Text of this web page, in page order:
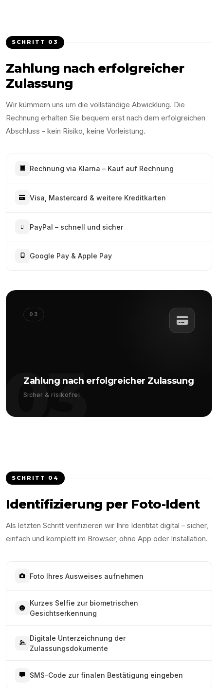
SCHRITT 03
Zahlung nach erfolgreicher
Zulassung
Wir kümmern uns um die vollständige Abwicklung. Die
Rechnung erhalten Sie bequem erst nach dem erfolgreichen
Abschluss – kein Risiko, keine Vorleistung.
Rechnung via Klarna – Kauf auf Rechnung
Visa, Mastercard & weitere Kreditkarten
PayPal – schnell und sicher
Google Pay & Apple Pay
03
03
Zahlung nach erfolgreicher Zulassung
Sicher & risikofrei
SCHRITT 04
Identifizierung per Foto-Ident
Als letzten Schritt verifizieren wir Ihre Identität digital – sicher,
einfach und komplett im Browser, ohne App oder Installation.
Foto Ihres Ausweises aufnehmen
Kurzes Selfie zur biometrischen
Gesichtserkennung
Digitale Unterzeichnung der
Zulassungsdokumente
SMS-Code zur finalen Bestätigung eingeben